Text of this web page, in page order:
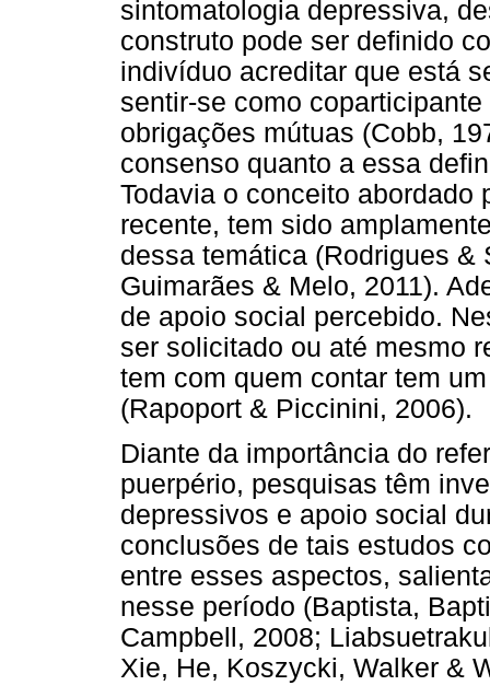
sintomatologia depressiva,
construto pode ser definido
indivíduo acreditar que está
sentir-se como
obrigações mútuas (Cobb,
consenso quanto a essa
Todavia o conceito abordado
recente, tem sido
dessa temática (Rodrigues &
Guimarães & Melo, 2011).
de apoio social percebido.
ser solicitado ou até mesmo
tem com quem contar tem
(Rapoport & Piccinini, 2006).
Diante da importância do
puerpério, pesquisas têm
depressivos e apoio social
conclusões de tais estudos
entre esses aspectos,
nesse período (Baptista,
Campbell, 2008;
Xie, He, Koszycki, Walker &